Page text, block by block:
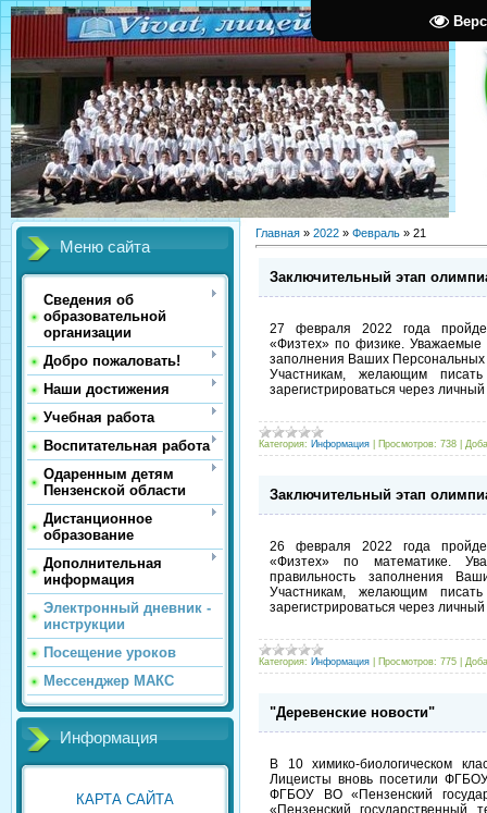
Меню сайта
Сведения об
образовательной
организации
Добро пожаловать!
Наши достижения
Учебная работа
Воспитательная работа
Одаренным детям
Пензенской области
Дистанционное
образование
Дополнительная
информация
Электронный дневник -
инструкции
Посещение уроков
Мессенджер МАКС
Информация
КАРТА САЙТА
Главная » 2022 » Февраль » 21
Заключительный этап
27 февраля 2022 года
«Физтех» по физике.
заполнения Ваших
Участникам, желающим
зарегистрироваться через
Категория: Информация Просмотров: 738
Заключительный этап
26 февраля 2022 года
«Физтех» по математике.
правильность заполнения
Участникам, желающим
зарегистрироваться через
Категория: Информация Просмотров: 775
"Деревенские новости"
В 10 химико-биологическом
Лицеисты вновь посетили
ФГБОУ ВО «Пензенский
«Пензенский государственный